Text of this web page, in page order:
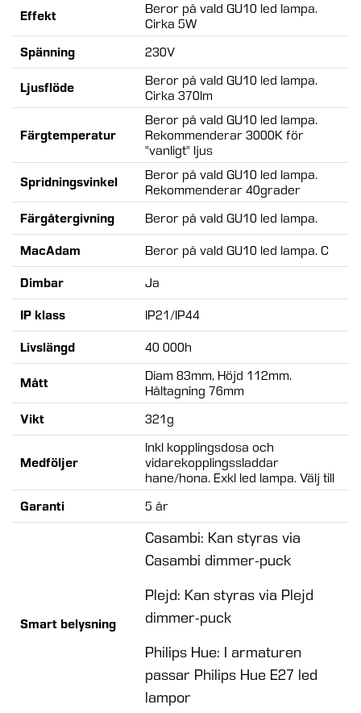
Effekt
Beror på vald GU10 led lampa.
Cirka 5W
Spänning 230V
Ljusflöde
Beror på vald GU10 led lampa.
Cirka 370lm
Färgtemperatur
Beror på vald GU10 led lampa.
Rekommenderar 3000K för
"vanligt" ljus
Spridningsvinkel
Beror på vald GU10 led lampa.
Rekommenderar 40grader
Färgåtergivning Beror på vald GU10 led lampa.
MacAdam Beror på vald GU10 led lampa. C
Dimbar Ja
IP klass IP21/IP44
Livslängd 40 000h
Mått
Diam 83mm, Höjd 112mm.
Håltagning 76mm
Vikt 321g
Medföljer
Inkl kopplingsdosa och
vidarekopplingssladdar
hane/hona. Exkl led lampa. Välj till
Garanti 5 år
Smart belysning
Casambi: Kan styras via
Casambi dimmer-puck
Plejd: Kan styras via Plejd
dimmer-puck
Philips Hue: I armaturen
passar Philips Hue E27 led
lampor